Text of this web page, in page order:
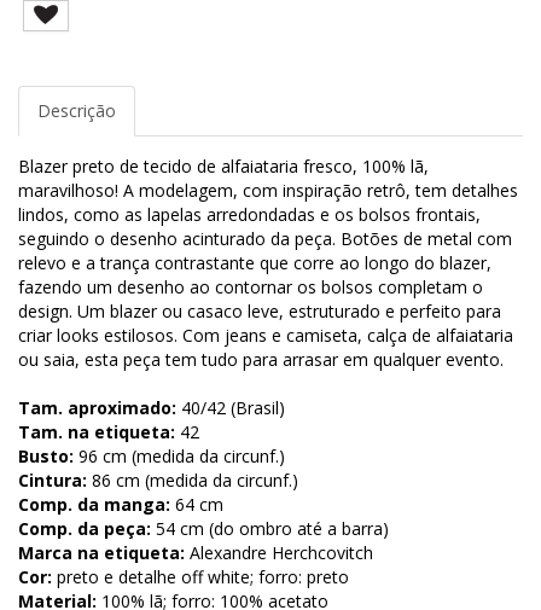
Descrição
Blazer preto de tecido de alfaiataria fresco, 100% lã,
maravilhoso! A modelagem, com inspiração retrô, tem detalhes
lindos, como as lapelas arredondadas e os bolsos frontais,
seguindo o desenho acinturado da peça. Botões de metal com
relevo e a trança contrastante que corre ao longo do blazer,
fazendo um desenho ao contornar os bolsos completam o
design. Um blazer ou casaco leve, estruturado e perfeito para
criar looks estilosos. Com jeans e camiseta, calça de alfaiataria
ou saia, esta peça tem tudo para arrasar em qualquer evento.
Tam. aproximado: 40/42 (Brasil)
Tam. na etiqueta: 42
Busto: 96 cm (medida da circunf.)
Cintura: 86 cm (medida da circunf.)
Comp. da manga: 64 cm
Comp. da peça: 54 cm (do ombro até a barra)
Marca na etiqueta: Alexandre Herchcovitch
Cor: preto e detalhe off white; forro: preto
Material: 100% lã; forro: 100% acetato